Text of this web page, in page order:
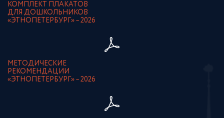
КОМПЛЕКТ ПЛАКАТОВ
ДЛЯ ДОШКОЛЬНИКОВ
«ЭТНОПЕТЕРБУРГ» – 2026
МЕТОДИЧЕСКИЕ
РЕКОМЕНДАЦИИ
«ЭТНОПЕТЕРБУРГ» – 2026